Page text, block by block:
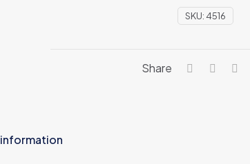
SKU: 4516
Share